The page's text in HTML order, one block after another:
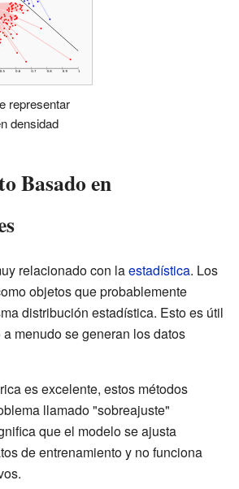
representar
densidad
Basado en
relacionado con laestadística. Los
objetos que probablemente
distribución estadística. Esto es útil
menudo se generan los datos
es excelente, estos métodos
llamado "sobreajuste"
que el modelo se ajusta
de entrenamiento y no funciona